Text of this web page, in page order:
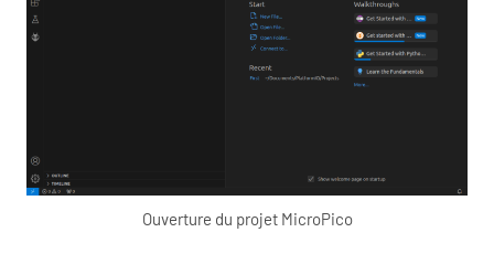
Ouverture du projet MicroPico